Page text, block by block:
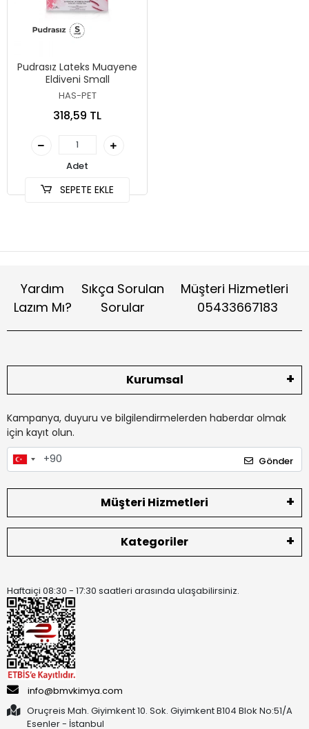
Pudrasız Lateks Muayene
Eldiveni Small
HAS-PET
318,59 TL
Adet
SEPETE EKLE
Yardım
Lazım Mı?
Sıkça Sorulan
Sorular
Müşteri Hizmetleri
05433667183
Kurumsal
Kampanya, duyuru ve bilgilendirmelerden haberdar olmak
için kayıt olun.
Gönder
Müşteri Hizmetleri
Kategoriler
Haftaiçi 08:30 - 17:30 saatleri arasında ulaşabilirsiniz.
info@bmvkimya.com
Oruçreis Mah. Giyimkent 10. Sok. Giyimkent B104 Blok No:51/A
Esenler - İstanbul